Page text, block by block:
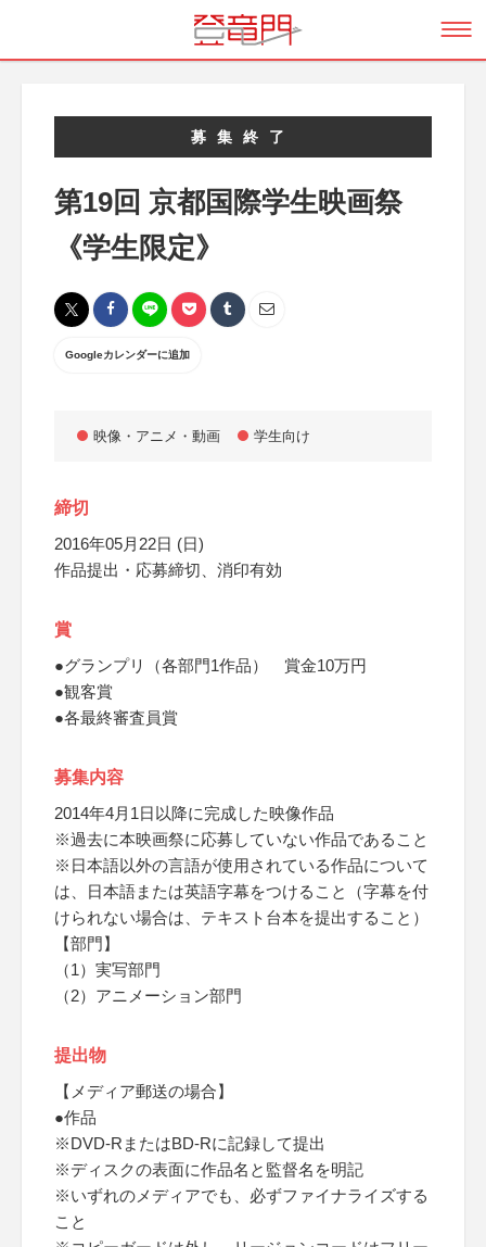
募集終了
第19回 京都国際学生映画祭
《学生限定》
Googleカレンダーに追加
映像・アニメ・動画 学生向け
締切
2016年05月22日 (日)
作品提出・応募締切、消印有効
賞
●グランプリ（各部門1作品） 賞金10万円
●観客賞
●各最終審査員賞
募集内容
2014年4月1日以降に完成した映像作品
※過去に本映画祭に応募していない作品であること
※日本語以外の言語が使用されている作品について
は、日本語または英語字幕をつけること（字幕を付
けられない場合は、テキスト台本を提出すること）
【部門】
（1）実写部門
（2）アニメーション部門
提出物
【メディア郵送の場合】
●作品
※DVD-RまたはBD-Rに記録して提出
※ディスクの表面に作品名と監督名を明記
※いずれのメディアでも、必ずファイナライズする
こと